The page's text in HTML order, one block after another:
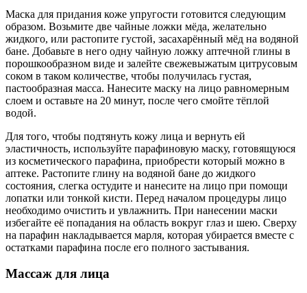
Маска для придания коже упругости готовится следующим
образом. Возьмите две чайные ложки мёда, желательно
жидкого, или растопите густой, засахарённый мёд на водяной
бане. Добавьте в него одну чайную ложку аптечной глины в
порошкообразном виде и залейте свежевыжатым цитрусовым
соком в таком количестве, чтобы получилась густая,
пастообразная масса. Нанесите маску на лицо равномерным
слоем и оставьте на 20 минут, после чего смойте тёплой
водой.
Для того, чтобы подтянуть кожу лица и вернуть ей
эластичность, используйте парафиновую маску, готовящуюся
из косметического парафина, приобрести который можно в
аптеке. Растопите глину на водяной бане до жидкого
состояния, слегка остудите и нанесите на лицо при помощи
лопатки или тонкой кисти. Перед началом процедуры лицо
необходимо очистить и увлажнить. При нанесении маски
избегайте её попадания на область вокруг глаз и шею. Сверху
на парафин накладывается марля, которая убирается вместе с
остатками парафина после его полного застывания.
Массаж для лица